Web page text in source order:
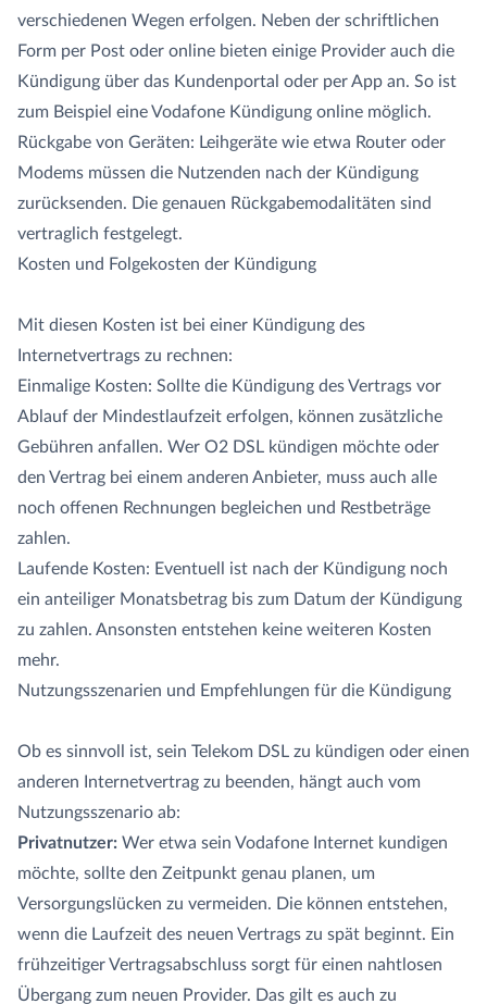
verschiedenen Wegen erfolgen. Neben der schriftlichen
Form per Post oder online bieten einige Provider auch die
Kündigung über das Kundenportal oder per App an. So ist
zum Beispiel eine Vodafone Kündigung online möglich.
Rückgabe von Geräten: Leihgeräte wie etwa Router oder
Modems müssen die Nutzenden nach der Kündigung
zurücksenden. Die genauen Rückgabemodalitäten sind
vertraglich festgelegt.
Kosten und Folgekosten der Kündigung
Mit diesen Kosten ist bei einer Kündigung des
Internetvertrags zu rechnen:
Einmalige Kosten: Sollte die Kündigung des Vertrags vor
Ablauf der Mindestlaufzeit erfolgen, können zusätzliche
Gebühren anfallen. Wer O2 DSL kündigen möchte oder
den Vertrag bei einem anderen Anbieter, muss auch alle
noch offenen Rechnungen begleichen und Restbeträge
zahlen.
Laufende Kosten: Eventuell ist nach der Kündigung noch
ein anteiliger Monatsbetrag bis zum Datum der Kündigung
zu zahlen. Ansonsten entstehen keine weiteren Kosten
mehr.
Nutzungsszenarien und Empfehlungen für die Kündigung
Ob es sinnvoll ist, sein Telekom DSL zu kündigen oder einen
anderen Internetvertrag zu beenden, hängt auch vom
Nutzungsszenario ab:
Privatnutzer: Wer etwa sein Vodafone Internet kundigen
möchte, sollte den Zeitpunkt genau planen, um
Versorgungslücken zu vermeiden. Die können entstehen,
wenn die Laufzeit des neuen Vertrags zu spät beginnt. Ein
frühzeitiger Vertragsabschluss sorgt für einen nahtlosen
Übergang zum neuen Provider. Das gilt es auch zu